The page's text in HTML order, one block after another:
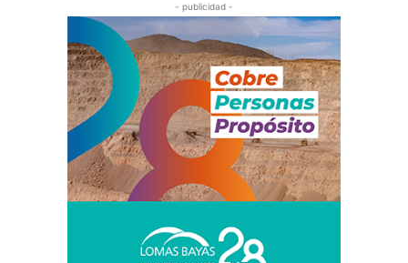
- publicidad -